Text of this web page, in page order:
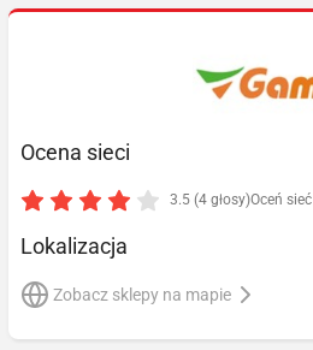
Ocena sieci
3.5 (4 głosy)Oceń sieć
Lokalizacja
Zobacz sklepy na mapie